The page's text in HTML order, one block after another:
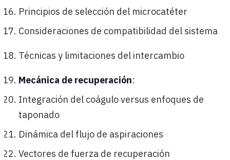
Principios de selección del microcatéter
Consideraciones de compatibilidad del sistema
Técnicas y limitaciones del intercambio
Mecánica de recuperación:
Integración del coágulo versus enfoques de
taponado
Dinámica del flujo de aspiraciones
Vectores de fuerza de recuperación